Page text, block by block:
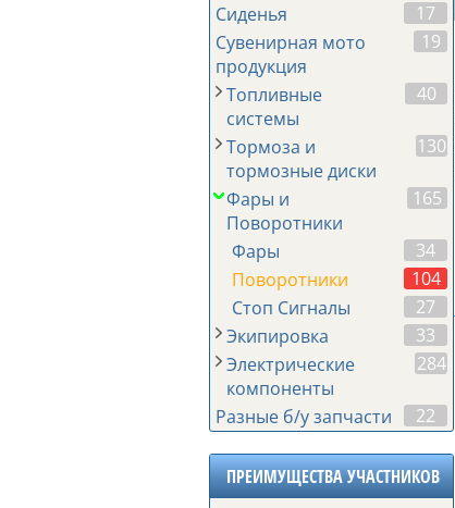
Сиденья
17
Сувенирная мото
продукция
19
Топливные
системы
40
Тормоза и
тормозные диски
130
Фары и
Поворотники
165
Фары
34
Поворотники
104
Стоп Сигналы
27
Экипировка
33
Электрические
компоненты
284
Разные б/у запчасти 22
ПРЕИМУЩЕСТВА УЧАСТНИКОВ